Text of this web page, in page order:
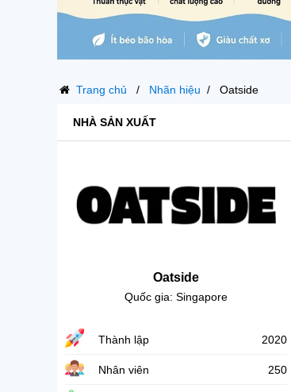
Trang chủ Nhãn hiệu Oatside
NHÀ SẢN XUẤT
Oatside
Quốc gia: Singapore
Thành lập 2020
Nhân viên 250